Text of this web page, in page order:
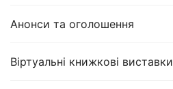
Анонси та оголошення
Віртуальні книжкові виставки